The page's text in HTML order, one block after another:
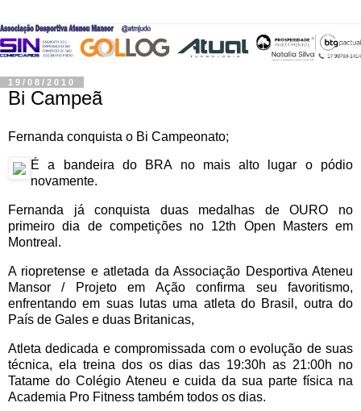
19/08/2010
Bi Campeã
Fernanda conquista o Bi Campeonato;
É a bandeira do BRA no mais alto lugar o pódio
novamente.
Fernanda já conquista duas medalhas de OURO no
primeiro dia de competições no 12th Open Masters em
Montreal.
A riopretense e atletada da Associação Desportiva Ateneu
Mansor / Projeto em Ação confirma seu favoritismo,
enfrentando em suas lutas uma atleta do Brasil, outra do
País de Gales e duas Britanicas,
Atleta dedicada e compromissada com o evolução de suas
técnica, ela treina dos os dias das 19:30h as 21:00h no
Tatame do Colégio Ateneu e cuida da sua parte física na
Academia Pro Fitness também todos os dias.